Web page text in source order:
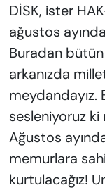
DİSK, ister
ağustos
Buradan
arkanızda
meydandayız.
sesleniyoruz ki
Ağustos
memurlara
kurtulacağız!